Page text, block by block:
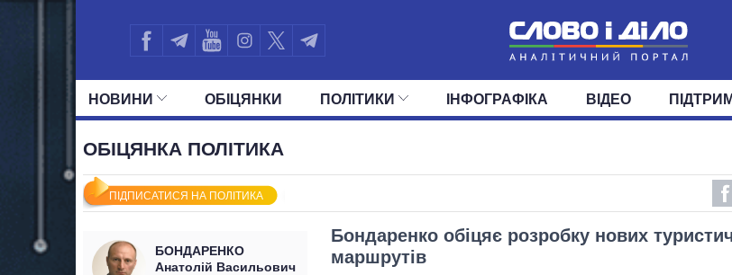
НОВИНИ ОБIЦЯНКИ ПОЛIТИКИ
ОКРУГИ
ІНФОГРАФІКА ВІДЕО
ОБІЦЯНКА ПОЛІТИКА
ПІДПИСАТИСЯ НА ПОЛІТИКА
БОНДАРЕНКО
Анатолій Васильович
Бондаренко обіцяє розробку нових
маршрутів